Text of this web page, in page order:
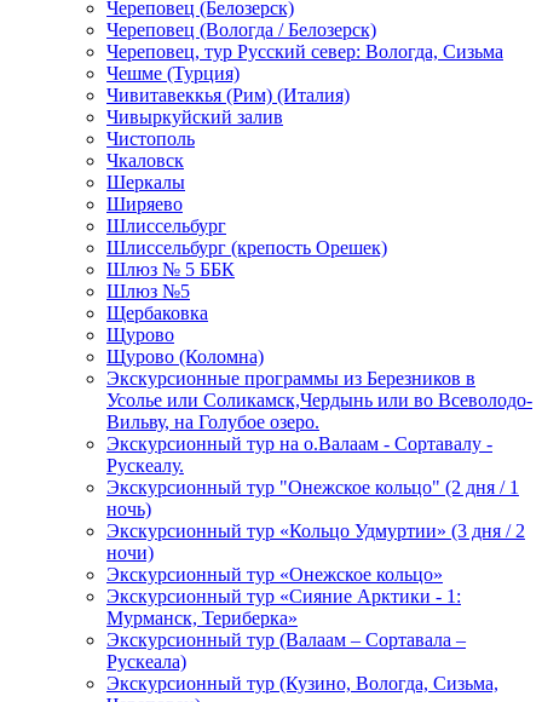
Череповец (Белозерск)
Череповец (Вологда / Белозерск)
Череповец, тур Русский север: Вологда, Сизьма
Чешме (Турция)
Чивитавеккья (Рим) (Италия)
Чивыркуйский залив
Чистополь
Чкаловск
Шеркалы
Ширяево
Шлиссельбург
Шлиссельбург (крепость Орешек)
Шлюз № 5 ББК
Шлюз №5
Щербаковка
Щурово
Щурово (Коломна)
Экскурсионные программы из Березников в
Усолье или Соликамск,Чердынь или во Всеволодо-
Вильву, на Голубое озеро.
Экскурсионный тур на о.Валаам - Сортавалу -
Рускеалу.
Экскурсионный тур "Онежское кольцо" (2 дня / 1
ночь)
Экскурсионный тур «Кольцо Удмуртии» (3 дня / 2
ночи)
Экскурсионный тур «Онежское кольцо»
Экскурсионный тур «Сияние Арктики - 1:
Мурманск, Териберка»
Экскурсионный тур (Валаам – Сортавала –
Рускеала)
Экскурсионный тур (Кузино, Вологда, Сизьма,